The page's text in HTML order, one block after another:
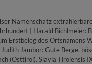
Namenschatz
| Harald Bichlmeier:
Erstbeleg des Ortsnamens
Jambor: Gute Berge,
(Osttirol). Slavia Tirolensis